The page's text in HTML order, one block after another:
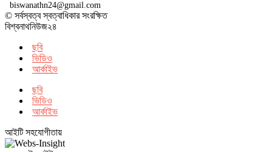
biswanathn24@gmail.com
© সর্বস্বত্ব স্বত্বাধিকার সংরক্ষিত
বিশ্বনাথনিউজ২৪
ছবি
ভিডিও
আর্কাইভ
ছবি
ভিডিও
আর্কাইভ
আইটি সহযোগীতায়